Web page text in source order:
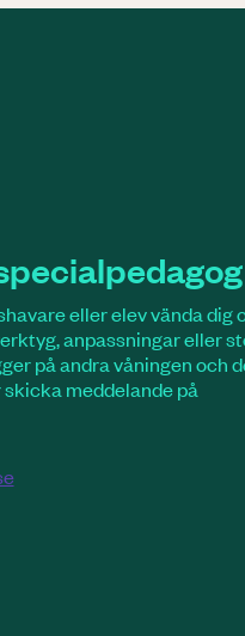
eller elev vända dig
anpassningar eller
på andra våningen och
meddelande på